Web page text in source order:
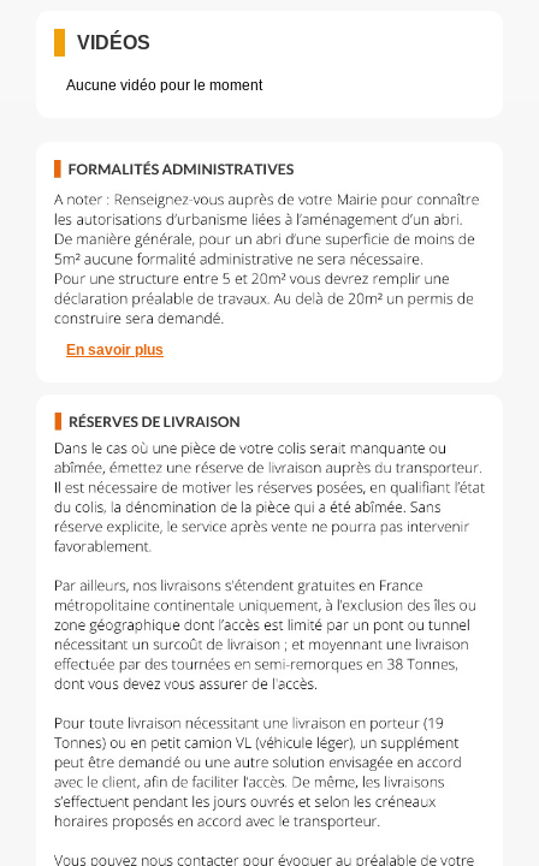
VIDÉOS
Aucune vidéo pour le moment
En savoir plus